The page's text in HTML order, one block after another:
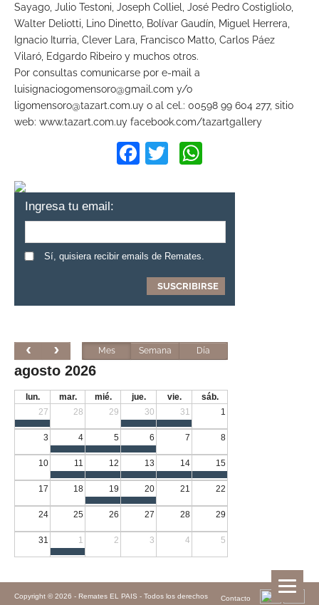
Sayago, Julio Testoni, Joseph Colliel, José Pedro Costigliolo,
Walter Deliotti, Lino Dinetto, Bolívar Gaudín, Miguel Herrera,
Ignacio Iturria, Clever Lara, Francisco Matto, Carlos Páez
Vilaró, Edgardo Ribeiro y muchos otros.
Por consultas comunicarse por e-mail a
luisignaciogomensoro@gmail.com y/o
ligomensoro@tazart.com.uy o al cel.: 00598 99 604 277, sitio
web: www.tazart.com.uy facebook.com/tazartgallery
Facebook
Twitter
Ingresa tu email:
Sí, quisiera recibir emails de Remates.
Mes Semana Día
agosto 2026
lun. mar. mié. jue. vie.
sáb.
27
28 29 30 31 1
3 4 5 6 7 8
10 11 12 13 14 15
17 18 19 20 21 22
24 25 26 27 28 29
31 1 2 3 4 5
Contacto
Copyright © 2026 - Remates EL PAIS - Todos los derechos